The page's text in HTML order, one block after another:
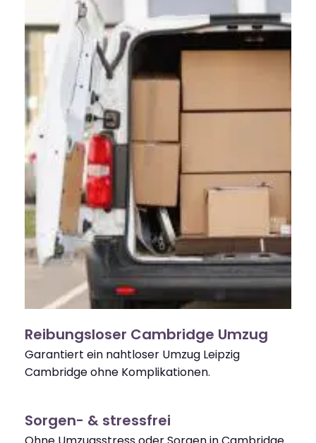
Reibungsloser Cambridge Umzug
Garantiert ein nahtloser Umzug Leipzig
Cambridge ohne Komplikationen.
Sorgen- & stressfrei